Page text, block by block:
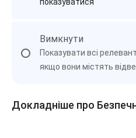
Вимкнути
Показувати всі
якщо вони містять
Докладніше про